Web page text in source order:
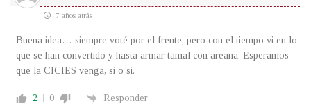
7 años atrás
Buena idea… siempre voté por el frente, pero con el tiempo vi en lo
que se han convertido y hasta armar tamal con areana. Esperamos
que la CICIES venga, si o si.
2 0 Responder